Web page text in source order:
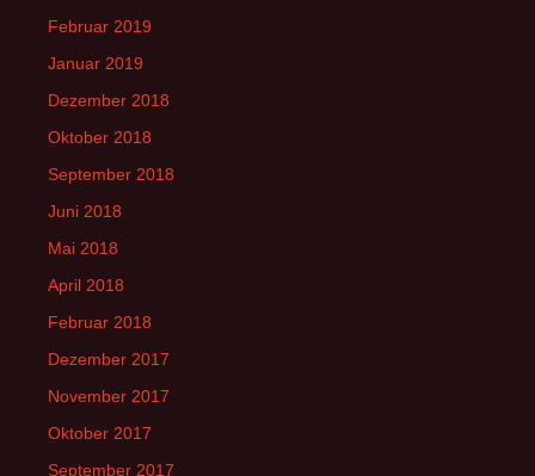
Februar 2019
Januar 2019
Dezember 2018
Oktober 2018
September 2018
Juni 2018
Mai 2018
April 2018
Februar 2018
Dezember 2017
November 2017
Oktober 2017
September 2017